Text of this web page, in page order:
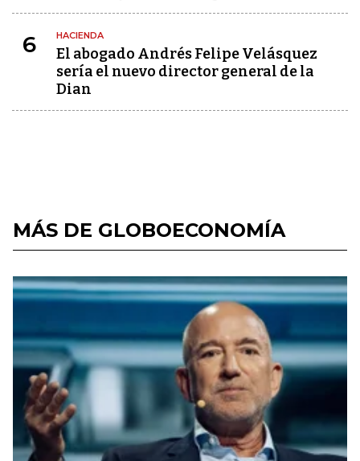
6 HACIENDA
El abogado Andrés Felipe Velásquez
sería el nuevo director general de la
Dian
MÁS DE GLOBOECONOMÍA